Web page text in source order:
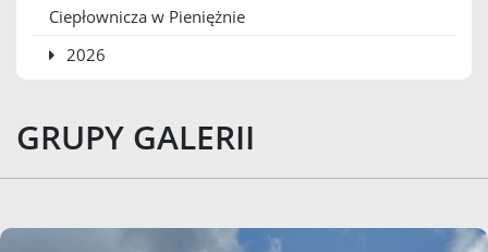
Ciepłownicza w Pieniężnie
2026
GRUPY GALERII